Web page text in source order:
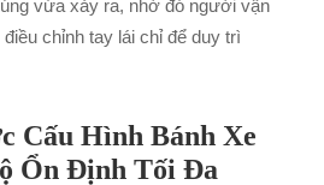
vừa xảy ra, nhờ đó người vận
chỉnh tay lái chỉ để duy trì
Cấu Hình Bánh Xe
Ổn Định Tối Đa